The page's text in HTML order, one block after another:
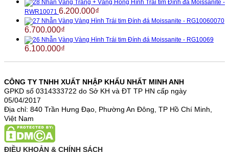
Nhẫn Vàng Trắng + Vàng Hồng Hình Trái tim Đính đá Moissanite -
RWR10071 6.200.000₫
Nhẫn Vàng Vàng Hình Trái tim Đính đá Moissanite - RG10060070
6.700.000₫
Nhẫn Vàng Vàng Hình Trái tim Đính đá Moissanite - RG10069
6.100.000₫
CÔNG TY TNHH XUẤT NHẬP KHẨU NHẤT MINH ANH
GPKD số 0314333722 do Sở KH và ĐT TP HN cấp ngày
05/04/2017
Địa chỉ: 840 Trần Hưng Đạo, Phường An Đông, TP Hồ Chí Minh,
Việt Nam
ĐIỀU KHOẢN & CHÍNH SÁCH